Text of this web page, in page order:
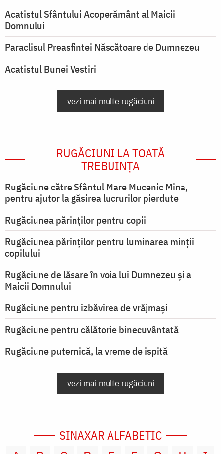
Acatistul Sfântului Acoperământ al Maicii
Domnului
Paraclisul Preasfintei Născătoare de Dumnezeu
Acatistul Bunei Vestiri
vezi mai multe rugăciuni
RUGĂCIUNI LA TOATĂ
TREBUINȚA
Rugăciune către Sfântul Mare Mucenic Mina,
pentru ajutor la găsirea lucrurilor pierdute
Rugăciunea părinților pentru copii
Rugăciunea părinților pentru luminarea minţii
copilului
Rugăciune de lăsare în voia lui Dumnezeu şi a
Maicii Domnului
Rugăciune pentru izbăvirea de vrăjmași
Rugăciune pentru călătorie binecuvântată
Rugăciune puternică, la vreme de ispită
vezi mai multe rugăciuni
SINAXAR ALFABETIC